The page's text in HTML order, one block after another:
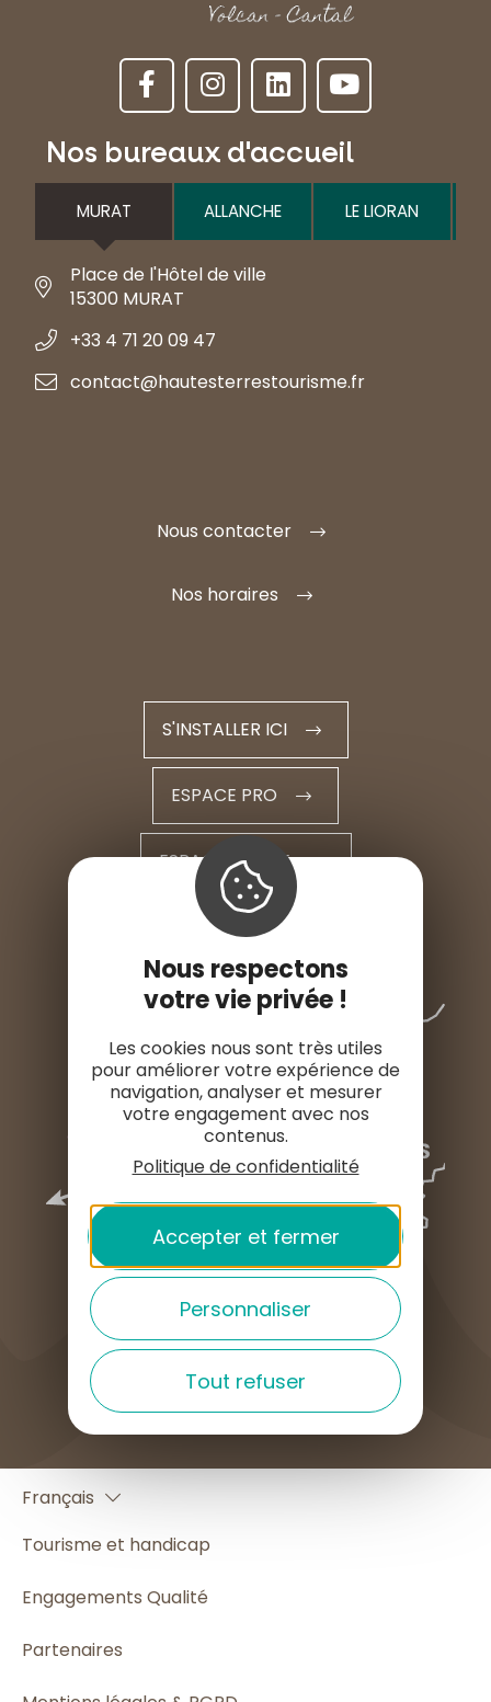
Nos bureaux d'accueil
MURAT ALLANCHE LE LIORAN
Place de l'Hôtel de ville
15300 MURAT
+33 4 71 20 09 47
contact@hautesterrestourisme.fr
Nous contacter
Nos horaires
S'INSTALLER ICI
ESPACE PRO
ESPACE PRESSE
COMMENT VENIR ?
Français
Español
Tourisme et handicap
Engagements Qualité
Partenaires
Nous respectons
votre vie privée !
Les cookies nous sont très utiles
pour améliorer votre expérience de
navigation, analyser et mesurer
votre engagement avec nos
contenus.
Politique de confidentialité
Accepter et fermer
Personnaliser
Tout refuser